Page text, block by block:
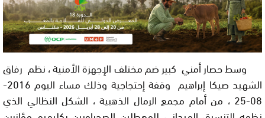
وسط حصار أمني كبير ضم مختلف الإجهزة الأمنية ، نظم رفاق
الشهيد صيكا إبراهيم وقفة إحتجاجية وذلك مساء اليوم 2016-
08-25 ، من أمام مجمع الرمال الذهبية ، الشكل النظالي الذي